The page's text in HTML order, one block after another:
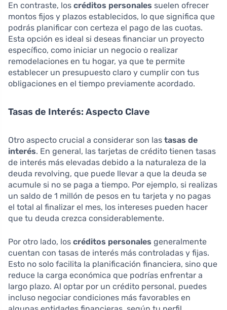
En contraste, los créditos personales suelen ofrecer
montos fijos y plazos establecidos, lo que significa que
podrás planificar con certeza el pago de las cuotas.
Esta opción es ideal si deseas financiar un proyecto
específico, como iniciar un negocio o realizar
remodelaciones en tu hogar, ya que te permite
establecer un presupuesto claro y cumplir con tus
obligaciones en el tiempo previamente acordado.
Tasas de Interés: Aspecto Clave
Otro aspecto crucial a considerar son las tasas de
interés. En general, las tarjetas de crédito tienen tasas
de interés más elevadas debido a la naturaleza de la
deuda revolving, que puede llevar a que la deuda se
acumule si no se paga a tiempo. Por ejemplo, si realizas
un saldo de 1 millón de pesos en tu tarjeta y no pagas
el total al finalizar el mes, los intereses pueden hacer
que tu deuda crezca considerablemente.
Por otro lado, los créditos personales generalmente
cuentan con tasas de interés más controladas y fijas.
Esto no solo facilita la planificación financiera, sino que
reduce la carga económica que podrías enfrentar a
largo plazo. Al optar por un crédito personal, puedes
incluso negociar condiciones más favorables en